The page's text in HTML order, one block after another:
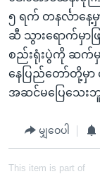
၅ ရက် တနင်္လာနေ့မှ
ဆီ သွားရောက်မှာ
စည်းရုံးပွဲကို ဆက်မှ
နေပြည်တော်တို့မှာ
အဆင်မပြေသေး
မျှဝေပါ
This item is part of